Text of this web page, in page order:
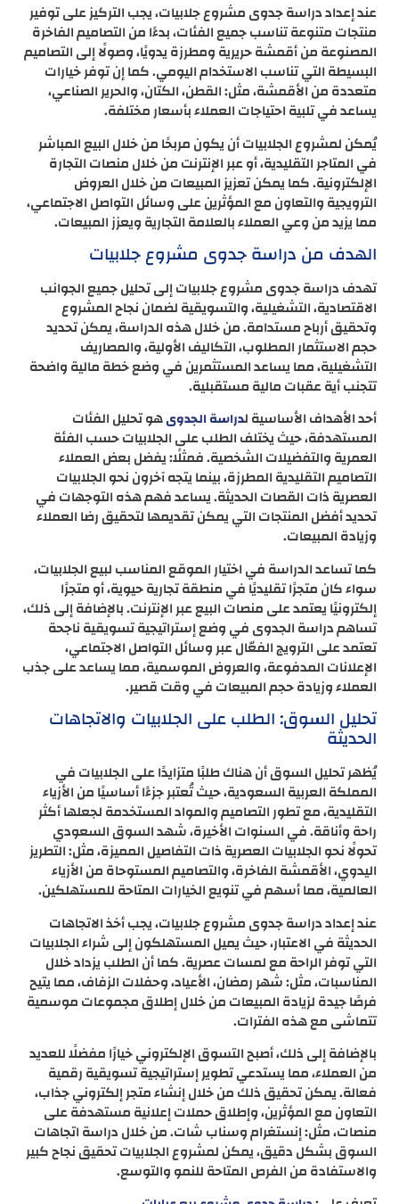
عند إعداد دراسة جدوى مشروع جلابيات، يجب التركيز على توفير
منتجات متنوعة تناسب جميع الفئات، بدءًا من التصاميم الفاخرة
المصنوعة من أقمشة حريرية ومطرزة يدويًا، وصولًا إلى التصاميم
البسيطة التي تناسب الاستخدام اليومي. كما إن توفر خيارات
متعددة من الأقمشة، مثل: القطن، الكتان، والحرير الصناعي،
يساعد في تلبية احتياجات العملاء بأسعار مختلفة.
يُمكن لمشروع الجلابيات أن يكون مربحًا من خلال البيع المباشر
في المتاجر التقليدية، أو عبر الإنترنت من خلال منصات التجارة
الإلكترونية. كما يمكن تعزيز المبيعات من خلال العروض
الترويجية والتعاون مع المؤثرين على وسائل التواصل الاجتماعي،
مما يزيد من وعي العملاء بالعلامة التجارية ويعزز المبيعات.
الهدف من دراسة جدوى مشروع جلابيات
تهدف دراسة جدوى مشروع جلابيات إلى تحليل جميع الجوانب
الاقتصادية، التشغيلية، والتسويقية لضمان نجاح المشروع
وتحقيق أرباح مستدامة. من خلال هذه الدراسة، يمكن تحديد
حجم الاستثمار المطلوب، التكاليف الأولية، والمصاريف
التشغيلية، مما يساعد المستثمرين في وضع خطة مالية واضحة
تتجنب أية عقبات مالية مستقبلية.
أحد الأهداف الأساسية لدراسة الجدوىهو تحليل الفئات
المستهدفة، حيث يختلف الطلب على الجلابيات حسب الفئة
العمرية والتفضيلات الشخصية. فمثلًا: يفضل بعض العملاء
التصاميم التقليدية المطرزة، بينما يتجه آخرون نحو الجلابيات
العصرية ذات القصات الحديثة. يساعد فهم هذه التوجهات في
تحديد أفضل المنتجات التي يمكن تقديمها لتحقيق رضا العملاء
وزيادة المبيعات.
كما تساعد الدراسة في اختيار الموقع المناسب لبيع الجلابيات،
سواء كان متجرًا تقليديًا في منطقة تجارية حيوية، أو متجرًا
إلكترونيًا يعتمد على منصات البيع عبر الإنترنت. بالإضافة إلى ذلك،
تساهم دراسة الجدوى في وضع إستراتيجية تسويقية ناجحة
تعتمد على الترويج الفعّال عبر وسائل التواصل الاجتماعي،
الإعلانات المدفوعة، والعروض الموسمية، مما يساعد على جذب
العملاء وزيادة حجم المبيعات في وقت قصير.
تحليل السوق: الطلب على الجلابيات والاتجاهات
الحديثة
يُظهر تحليل السوق أن هناك طلبًا متزايدًا على الجلابيات في
المملكة العربية السعودية، حيث تُعتبر جزءًا أساسيًا من الأزياء
التقليدية، مع تطور التصاميم والمواد المستخدمة لجعلها أكثر
راحة وأناقة. في السنوات الأخيرة، شهد السوق السعودي
تحولًا نحو الجلابيات العصرية ذات التفاصيل المميزة، مثل: التطريز
اليدوي، الأقمشة الفاخرة، والتصاميم المستوحاة من الأزياء
العالمية، مما أسهم في تنويع الخيارات المتاحة للمستهلكين.
عند إعداد دراسة جدوى مشروع جلابيات، يجب أخذ الاتجاهات
الحديثة في الاعتبار، حيث يميل المستهلكون إلى شراء الجلابيات
التي توفر الراحة مع لمسات عصرية. كما أن الطلب يزداد خلال
المناسبات، مثل: شهر رمضان، الأعياد، وحفلات الزفاف، مما يتيح
فرصًا جيدة لزيادة المبيعات من خلال إطلاق مجموعات موسمية
تتماشى مع هذه الفترات.
بالإضافة إلى ذلك، أصبح التسوق الإلكتروني خيارًا مفضلًا للعديد
من العملاء، مما يستدعي تطوير إستراتيجية تسويقية رقمية
فعالة. يمكن تحقيق ذلك من خلال إنشاء متجر إلكتروني جذاب،
التعاون مع المؤثرين، وإطلاق حملات إعلانية مستهدفة على
منصات، مثل: إنستغرام وسناب شات. من خلال دراسة اتجاهات
السوق بشكل دقيق، يمكن لمشروع الجلابيات تحقيق نجاح كبير
والاستفادة من الفرص المتاحة للنمو والتوسع.